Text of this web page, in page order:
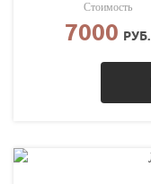
Стоимость
7000 РУБ.